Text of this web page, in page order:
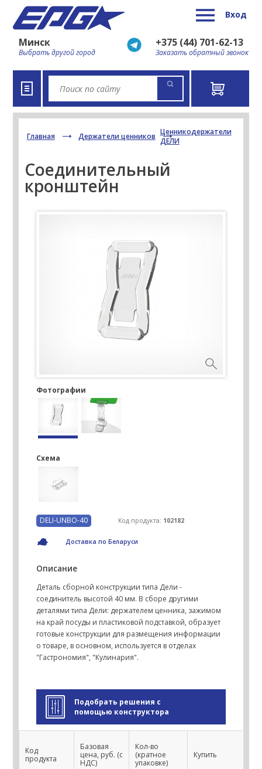
Вход
Минск
Выбрать другой город
+375 (44) 701-62-13
Заказать обратный звонок
Главная Держатели ценников Ценникодержатели
ДЕЛИ
Соединительный
кронштейн
Фотографии
Схема
DELI-UNBO-40 Код продукта: 102182
Доставка по Беларуси
Описание
Деталь сборной конструкции типа Дели -
соединитель высотой 40 мм. В сборе другими
деталями типа Дели: держателем ценника, зажимом
на край посуды и пластиковой подставкой, образует
готовые конструкции для размещения информации
о товаре, в основном, используется в отделах
"Гастрономия", "Кулинария".
Подобрать решения с
помощью конструктора
Код
продукта
Базовая
цена, руб. (с
НДС)
Кол-во
(кратное
упаковке)
Купить